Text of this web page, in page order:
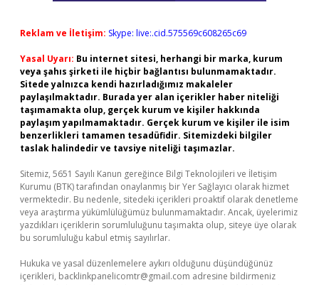
Reklam ve İletişim: Skype: live:.cid.575569c608265c69
Yasal Uyarı: Bu internet sitesi, herhangi bir marka, kurum
veya şahıs şirketi ile hiçbir bağlantısı bulunmamaktadır.
Sitede yalnızca kendi hazırladığımız makaleler
paylaşılmaktadır. Burada yer alan içerikler haber niteliği
taşımamakta olup, gerçek kurum ve kişiler hakkında
paylaşım yapılmamaktadır. Gerçek kurum ve kişiler ile isim
benzerlikleri tamamen tesadüfidir. Sitemizdeki bilgiler
taslak halindedir ve tavsiye niteliği taşımazlar.
Sitemiz, 5651 Sayılı Kanun gereğince Bilgi Teknolojileri ve İletişim
Kurumu (BTK) tarafından onaylanmış bir Yer Sağlayıcı olarak hizmet
vermektedir. Bu nedenle, sitedeki içerikleri proaktif olarak denetleme
veya araştırma yükümlülüğümüz bulunmamaktadır. Ancak, üyelerimiz
yazdıkları içeriklerin sorumluluğunu taşımakta olup, siteye üye olarak
bu sorumluluğu kabul etmiş sayılırlar.
Hukuka ve yasal düzenlemelere aykırı olduğunu düşündüğünüz
içerikleri, backlinkpanelicomtr@gmail.com adresine bildirmeniz